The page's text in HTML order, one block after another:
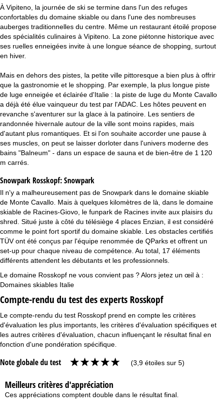
À Vipiteno, la journée de ski se termine dans l'un des refuges
confortables du domaine skiable ou dans l'une des nombreuses
auberges traditionnelles du centre. Même un restaurant étoilé propose
des spécialités culinaires à Vipiteno. La zone piétonne historique avec
ses ruelles enneigées invite à une longue séance de shopping, surtout
en hiver.
Mais en dehors des pistes, la petite ville pittoresque a bien plus à offrir
que la gastronomie et le shopping. Par exemple, la plus longue piste
de luge enneigée et éclairée d'Italie : la piste de luge du Monte Cavallo
a déjà été élue vainqueur du test par l'ADAC. Les hôtes peuvent en
revanche s'aventurer sur la glace à la patinoire. Les sentiers de
randonnée hivernale autour de la ville sont moins rapides, mais
d'autant plus romantiques. Et si l'on souhaite accorder une pause à
ses muscles, on peut se laisser dorloter dans l'univers moderne des
bains "Balneum" - dans un espace de sauna et de bien-être de 1 120
m carrés.
Snowpark Rosskopf:Snowpark
Il n'y a malheureusement pas de Snowpark dans le domaine skiable
de Monte Cavallo. Mais à quelques kilomètres de là, dans le domaine
skiable de Racines-Giovo, le funpark de Racines invite aux plaisirs du
shred. Situé juste à côté du télésiège 4 places Enzian, il est considéré
comme le point fort sportif du domaine skiable. Les obstacles certifiés
TÜV ont été conçus par l'équipe renommée de QParks et offrent un
set-up pour chaque niveau de compétence. Au total, 17 éléments
différents attendent les débutants et les professionnels.
Le domaine Rosskopf ne vous convient pas ? Alors jetez un œil à :
Domaines skiables Italie
Compte-rendu du test des experts Rosskopf
Le compte-rendu du test Rosskopf prend en compte les critères
d'évaluation les plus importants, les critères d'évaluation spécifiques et
les autres critères d'évaluation, chacun influençant le résultat final en
fonction d'une pondération spécifique.
Note globale du test (3,9 étoiles sur 5)
Meilleurs critères d'appréciation
Ces appréciations comptent double dans le résultat final.